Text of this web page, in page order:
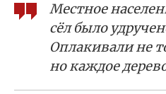
Местное
сёл было
Оплакивали не
но каждое